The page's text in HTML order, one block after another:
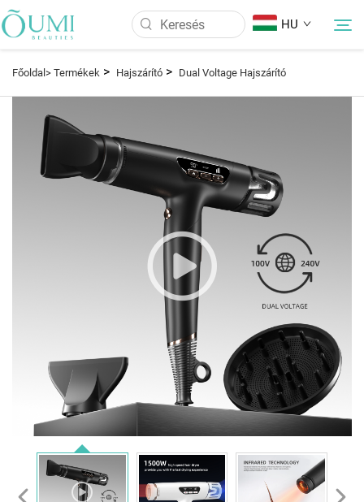
HU
Termékek
Főoldal> Termékek > Hajszárító > Dual Voltage Hajszárító